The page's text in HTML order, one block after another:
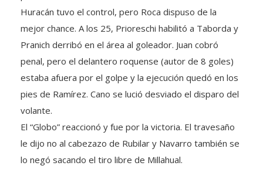
Huracán tuvo el control, pero Roca dispuso de la
mejor chance. A los 25, Prioreschi habilitó a Taborda y
Pranich derribó en el área al goleador. Juan cobró
penal, pero el delantero roquense (autor de 8 goles)
estaba afuera por el golpe y la ejecución quedó en los
pies de Ramírez. Cano se lució desviado el disparo del
volante.
El “Globo” reaccionó y fue por la victoria. El travesaño
le dijo no al cabezazo de Rubilar y Navarro también se
lo negó sacando el tiro libre de Millahual.